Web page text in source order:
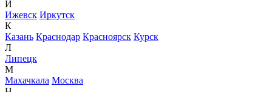
И
Ижевск Иркутск
К
Казань Краснодар Красноярск Курск
Л
Липецк
М
Махачкала Москва